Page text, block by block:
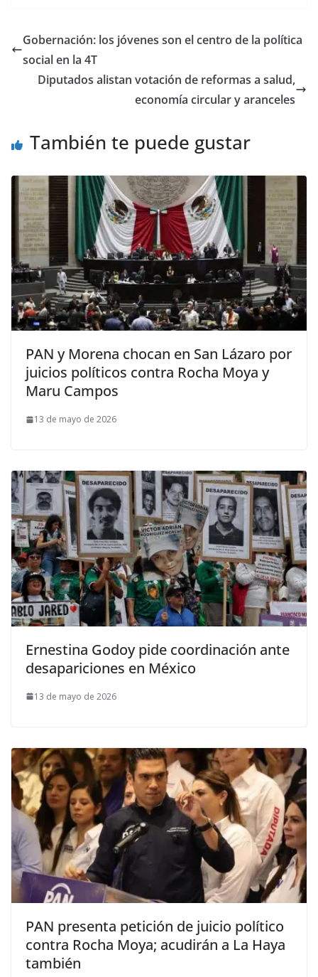
Gobernación: los jóvenes son el centro de la política
social en la 4T
Diputados alistan votación de reformas a salud,
economía circular y aranceles
También te puede gustar
PAN y Morena chocan en San Lázaro por
juicios políticos contra Rocha Moya y
Maru Campos
13 de mayo de 2026
Ernestina Godoy pide coordinación ante
desapariciones en México
13 de mayo de 2026
PAN presenta petición de juicio político
contra Rocha Moya; acudirán a La Haya
también